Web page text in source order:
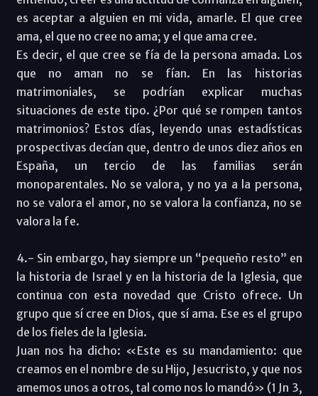
es aceptar a alguien en mi vida, amarle. El que cree
ama, el que no cree no ama; y el que ama cree.
Es decir, el que cree se fía de la persona amada. Los
que no aman no se fían. En las historias
matrimoniales, se podrían explicar muchas
situaciones de este tipo. ¿Por qué se rompen tantos
matrimonios? Estos días, leyendo unas estadísticas
prospectivas decían que, dentro de unos diez años en
España, un tercio de las familias serán
monoparentales. No se valora, y no ya a la persona,
no se valora el amor, no se valora la confianza, no se
valora la fe.
4.- Sin embargo, hay siempre un “pequeño resto” en
la historia de Israel y en la historia de la Iglesia, que
continua con esta novedad que Cristo ofrece. Un
grupo que sí cree en Dios, que sí ama. Ese es el grupo
de los fieles de la Iglesia.
Juan nos ha dicho: «Este es su mandamiento: que
creamos en el nombre de su Hijo, Jesucristo, y que nos
amemos unos a otros, tal como nos lo mandó» (1 Jn 3,